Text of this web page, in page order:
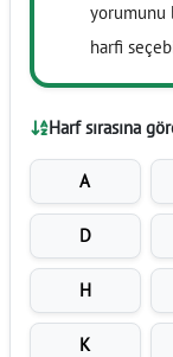
yorumunu
harfi
Harf sırasına
A
D
H
K